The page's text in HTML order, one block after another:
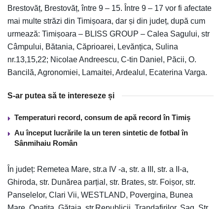
Brestovăț, Brestovăț, între 9 – 15. Între 9 – 17 vor fi afectate
mai multe străzi din Timișoara, dar și din județ, după cum
urmează: Timișoara – BLISS GROUP – Calea Sagului, str
Câmpului, Bătania, Căprioarei, Levănțica, Sulina
nr.13,15,22; Nicolae Andreescu, C-tin Daniel, Păcii, O.
Bancilă, Agronomiei, Lamaitei, Ardealul, Ecaterina Varga.
S-ar putea să te intereseze și
Temperaturi record, consum de apă record în Timiș
Au început lucrările la un teren sintetic de fotbal în
Sânmihaiu Român
În județ: Remetea Mare, str.a IV -a, str. a III, str. a II-a,
Ghiroda, str. Dunărea parțial, str. Brates, str. Foișor, str.
Panselelor, Clari Vii, WESTLAND, Povergina, Bunea